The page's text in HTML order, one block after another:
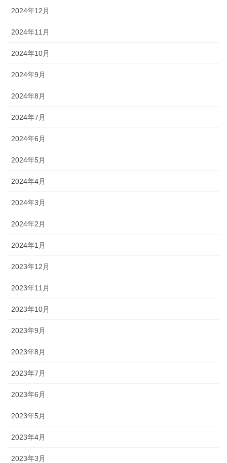
2024年12月
2024年11月
2024年10月
2024年9月
2024年8月
2024年7月
2024年6月
2024年5月
2024年4月
2024年3月
2024年2月
2024年1月
2023年12月
2023年11月
2023年10月
2023年9月
2023年8月
2023年7月
2023年6月
2023年5月
2023年4月
2023年3月